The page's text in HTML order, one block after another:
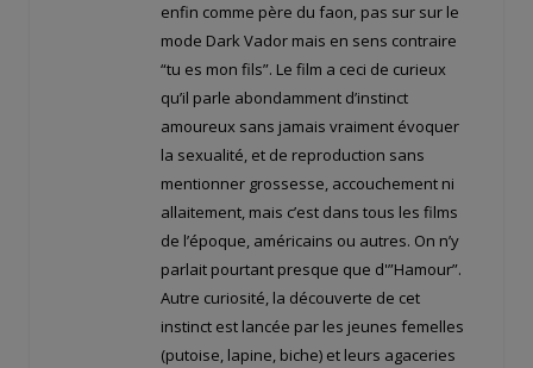
enfin comme père du faon, pas sur sur le
mode Dark Vador mais en sens contraire
“tu es mon fils”. Le film a ceci de curieux
qu’il parle abondamment d’instinct
amoureux sans jamais vraiment évoquer
la sexualité, et de reproduction sans
mentionner grossesse, accouchement ni
allaitement, mais c’est dans tous les films
de l’époque, américains ou autres. On n’y
parlait pourtant presque que d'”Hamour”.
Autre curiosité, la découverte de cet
instinct est lancée par les jeunes femelles
(putoise, lapine, biche) et leurs agaceries